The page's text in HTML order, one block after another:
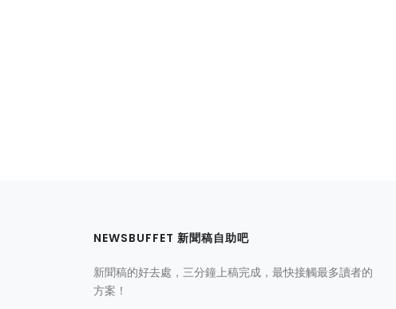
NEWSBUFFET 新聞稿自助吧
新聞稿的好去處，三分鐘上稿完成，最快接觸最多讀者的
方案！